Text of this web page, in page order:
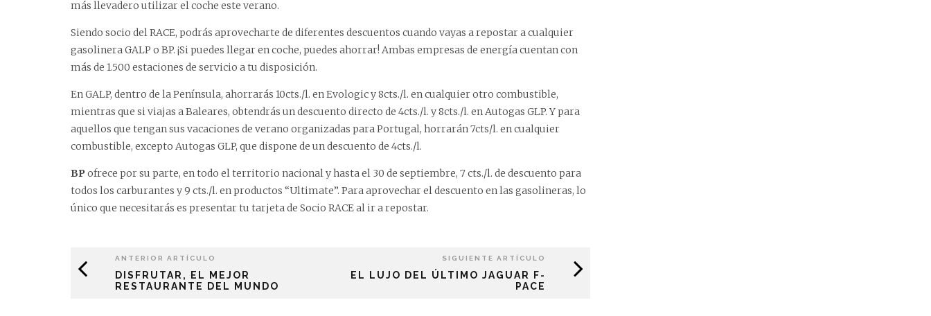
más llevadero utilizar el coche este verano.
Siendo socio del RACE, podrás aprovecharte de diferentes descuentos cuando vayas a repostar a cualquier
gasolinera GALP o BP. ¡Si puedes llegar en coche, puedes ahorrar! Ambas empresas de energía cuentan con
más de 1.500 estaciones de servicio a tu disposición.
EnGALP, dentro de la Península, ahorrarás 10cts./l. en Evologic y 8cts./l. en cualquier otro combustible,
mientras que si viajas a Baleares, obtendrás un descuento directo de 4cts./l. y 8cts./l. en Autogas GLP. Y para
aquellos que tengan sus vacaciones de verano organizadas para Portugal, horrarán 7cts/l. en cualquier
combustible, excepto Autogas GLP, que dispone de un descuento de 4cts./l.
BP ofrece por su parte, en todo el territorio nacional y hasta el 30 de septiembre, 7 cts./l. de descuento para
todos los carburantes y 9 cts./l. en productos “Ultimate”. Para aprovechar el descuento en las gasolineras, lo
único que necesitarás es presentar tu tarjeta de Socio RACE al ir a repostar.
ANTERIOR ARTÍCULO
DISFRUTAR, EL MEJOR
RESTAURANTE DEL MUNDO
SIGUIENTE ARTÍCULO
EL LUJO DEL ÚLTIMO JAGUAR F-
PACE